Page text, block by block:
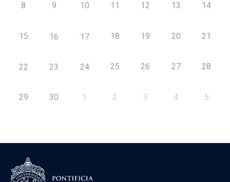
8 9 10 11 12 13 14
15 16 17 18 19 20 21
22 23 24 25 26 27 28
29 30 1 2 3 4 5